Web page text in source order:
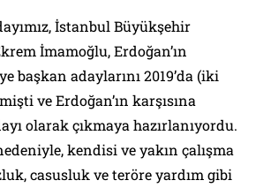
İstanbul Büyükşehir
İmamoğlu, Erdoğan’ın
başkan adaylarını 2019’da (iki
ve Erdoğan’ın karşısına
olarak çıkmaya hazırlanıyordu.
kendisi ve yakın çalışma
casusluk ve teröre yardım gibi